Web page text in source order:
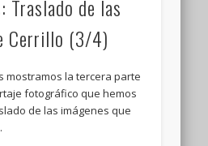
Traslado de las
Cerrillo (3/4)
mostramos la tercera parte
fotográfico que hemos
de las imágenes que